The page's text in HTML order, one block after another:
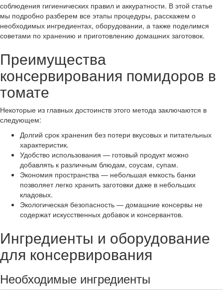
соблюдения гигиенических правил и аккуратности. В этой статье
мы подробно разберем все этапы процедуры, расскажем о
необходимых ингредиентах, оборудовании, а также поделимся
советами по хранению и приготовлению домашних заготовок.
Преимущества
консервирования помидоров в
томате
Некоторые из главных достоинств этого метода заключаются в
следующем:
Долгий срок хранения без потери вкусовых и питательных
характеристик.
Удобство использования — готовый продукт можно
добавлять к различным блюдам, соусам, супам.
Экономия пространства — небольшая емкость банки
позволяет легко хранить заготовки даже в небольших
кладовых.
Экологическая безопасность — домашние консервы не
содержат искусственных добавок и консервантов.
Ингредиенты и оборудование
для консервирования
Необходимые ингредиенты